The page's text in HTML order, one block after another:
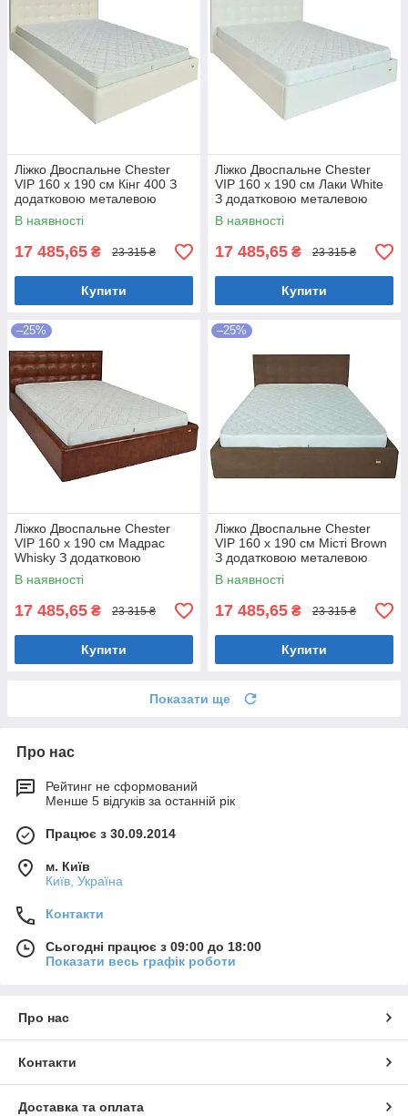
Ліжко Двоспальне Chester
VIP 160 х 190 см Кінг 400 З
додатковою металевою
цільнозварною рамою C1
Білий
В наявності
17 485,65 ₴ 23 315 ₴
Купити
Ліжко Двоспальне Chester
VIP 160 х 190 см Лаки White
З додатковою металевою
цільнозварною рамою Білий
В наявності
17 485,65 ₴ 23 315 ₴
Купити
–25%
Ліжко Двоспальне Chester
VIP 160 х 190 см Мадрас
Whisky З додатковою
металевою цільнозварною
рамою Коричневий
В наявності
17 485,65 ₴ 23 315 ₴
Купити
–25%
Ліжко Двоспальне Chester
VIP 160 х 190 см Місті Brown
З додатковою металевою
цільнозварною рамою
Коричневий
В наявності
17 485,65 ₴ 23 315 ₴
Купити
Показати ще
Про нас
Рейтинг не сформований
Менше 5 відгуків за останній рік
Працює з 30.09.2014
м. Київ
Київ, Україна
Контакти
Сьогодні працює з 09:00 до 18:00
Показати весь графік роботи
Про нас
Контакти
Доставка та оплата